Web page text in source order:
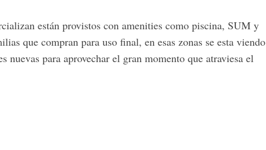
están provistos con amenities como piscina, SUM y
que compran para uso final, en esas zonas se esta viendo
nuevas para aprovechar el gran momento que atraviesa el